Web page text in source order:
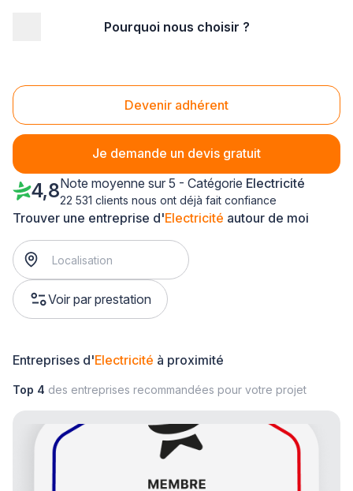
Pourquoi nous choisir ?
Devenir adhérent
Je demande un devis gratuit
Electricité Villers-Cotterêts (02600)
Trouver une entreprise d'Electricité autour de moi
Voir par prestation
4,8Note moyenne sur 5 - Catégorie Electricité
22 531 clients nous ont déjà fait confiance
Entreprises d'Electricité à proximité
Top 4 des entreprises recommandées pour votre projet